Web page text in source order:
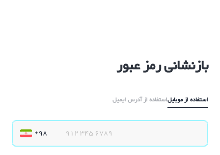
بازنشانی رمز عبور
استفاده از موبایلاستفاده از آدرس ایمیل